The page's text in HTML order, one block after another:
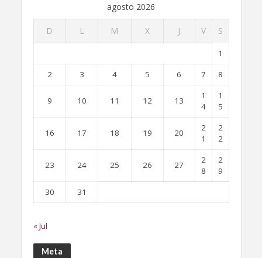
agosto 2026
D L M X J V S
1
2
3 4 5 6 7 8
9 10 11 12 13
1
4
1
5
16 17 18 19 20
2
1
2
2
23 24 25 26 27
2
8
2
9
30
31
« Jul
Meta